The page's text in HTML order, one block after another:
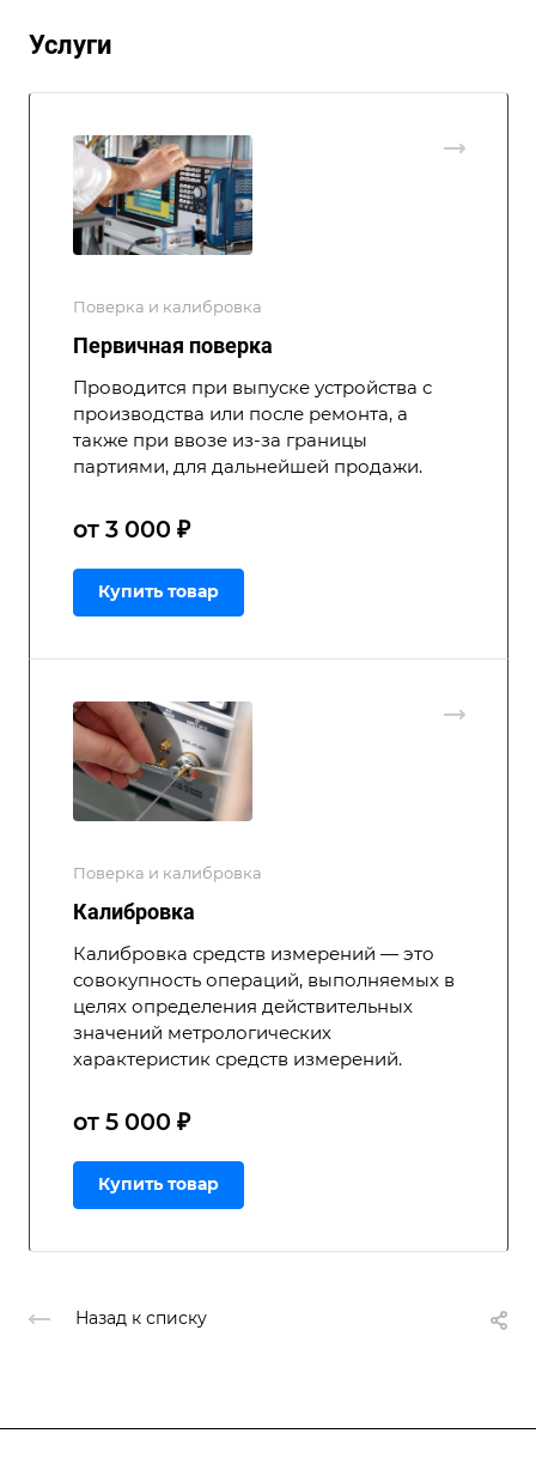
Услуги
Поверка и калибровка
Первичная поверка
Проводится при выпуске устройства с
производства или после ремонта, а
также при ввозе из-за границы
партиями, для дальнейшей продажи.
от 3 000 ₽
Купить товар
Поверка и калибровка
Калибровка
Калибровка средств измерений — это
совокупность операций, выполняемых в
целях определения действительных
значений метрологических
характеристик средств измерений.
от 5 000 ₽
Купить товар
Назад к списку